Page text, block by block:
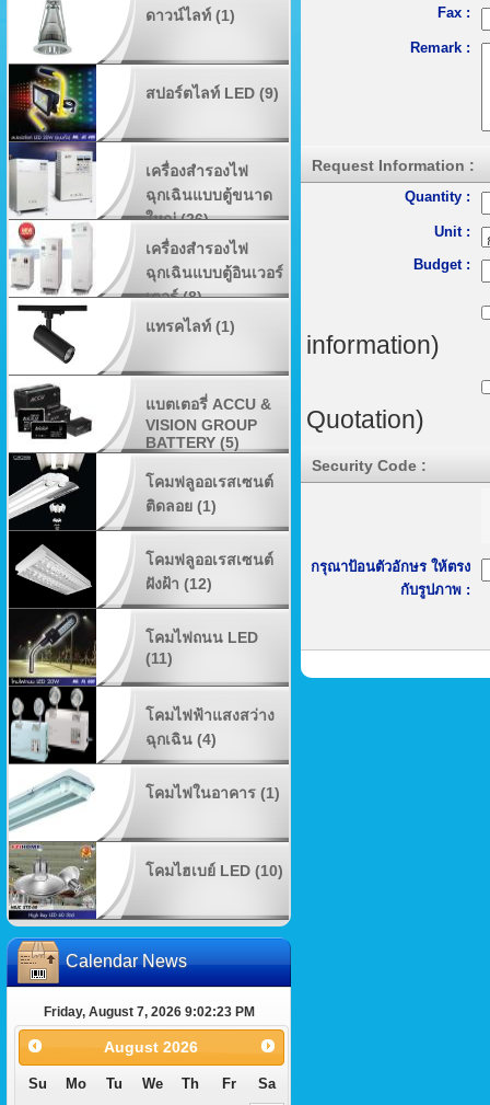
Fax :
Remark :
Request Information :
Quantity :
Unit :
Budget :
information)
Quotation)
Security Code :
กรุณาป้อนตัวอักษร ให้ตรง
กับรูปภาพ :
ดาวน์ไลท์ (1)
สปอร์ตไลท์ LED (9)
เครื่องสำรองไฟ
ฉุกเฉินแบบตู้ขนาด
ใหญ่ (26)
เครื่องสำรองไฟ
ฉุกเฉินแบบตู้อินเวอร์
เตอร์ (8)
แทรคไลท์ (1)
แบตเตอรี่ ACCU &
VISION GROUP
BATTERY (5)
โคมฟลูออเรสเซนต์
ติดลอย (1)
โคมฟลูออเรสเซนต์
ฝังฝ้า (12)
โคมไฟถนน LED
(11)
โคมไฟฟ้าแสงสว่าง
ฉุกเฉิน (4)
โคมไฟในอาคาร (1)
โคมไฮเบย์ LED (10)
Calendar News
Friday, August 7, 2026 9:02:24 PM
August 2026
Su Mo Tu We Th Fr
Sa